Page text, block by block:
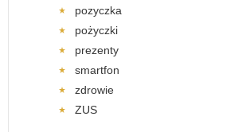
pozyczka
pożyczki
prezenty
smartfon
zdrowie
ZUS